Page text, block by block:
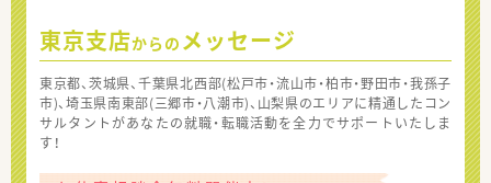
東京支店からの メッセージ
東京都、茨城県、千葉県北西部(松戸市・流山市・柏市・野田市・我孫子
市)、埼玉県南東部(三郷市・八潮市)、山梨県のエリアに精通したコン
サルタントがあなたの就職・転職活動を全力でサポートいたしま
す！